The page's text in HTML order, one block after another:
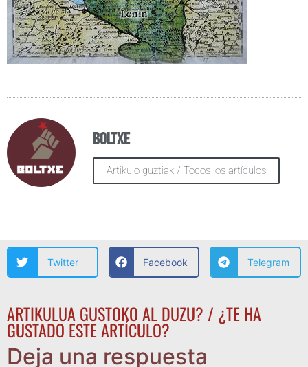
Boltxe
Artikulo guztiak / Todos los artículos
Twitter Facebook Telegram
ARTIKULUA GUSTOKO AL DUZU? / ¿TE HA
GUSTADO ESTE ARTÍCULO?
Deja una respuesta